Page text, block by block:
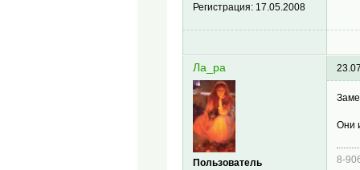
Регистрация: 17.05.2008
Ла_ра
Пользователь
Они
8-